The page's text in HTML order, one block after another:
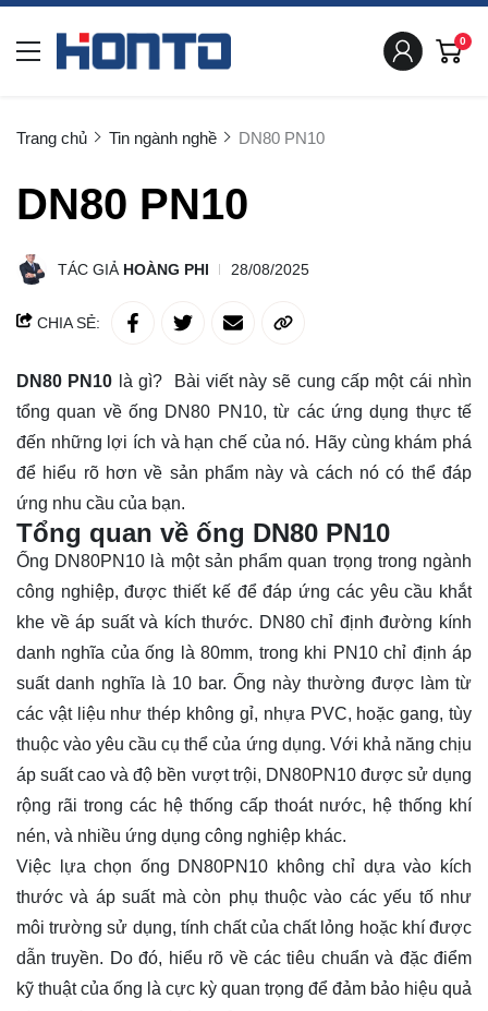
0
Trang chủ Tin ngành nghề DN80 PN10
DN80 PN10
TÁC GIẢ HOÀNG PHI 28/08/2025
CHIA SẺ:
DN80 PN10 là gì? Bài viết này sẽ cung cấp một cái nhìn
tổng quan về ống DN80 PN10, từ các ứng dụng thực tế
đến những lợi ích và hạn chế của nó. Hãy cùng khám phá
để hiểu rõ hơn về sản phẩm này và cách nó có thể đáp
ứng nhu cầu của bạn.
Tổng quan về ống DN80 PN10
Ống DN80PN10 là một sản phẩm quan trọng trong ngành
công nghiệp, được thiết kế để đáp ứng các yêu cầu khắt
khe về áp suất và kích thước. DN80 chỉ định đường kính
danh nghĩa của ống là 80mm, trong khi PN10 chỉ định áp
suất danh nghĩa là 10 bar. Ống này thường được làm từ
các vật liệu như thép không gỉ, nhựa PVC, hoặc gang, tùy
thuộc vào yêu cầu cụ thể của ứng dụng. Với khả năng chịu
áp suất cao và độ bền vượt trội, DN80PN10 được sử dụng
rộng rãi trong các hệ thống cấp thoát nước, hệ thống khí
nén, và nhiều ứng dụng công nghiệp khác.
Việc lựa chọn ống DN80PN10 không chỉ dựa vào kích
thước và áp suất mà còn phụ thuộc vào các yếu tố như
môi trường sử dụng, tính chất của chất lỏng hoặc khí được
dẫn truyền. Do đó, hiểu rõ về các tiêu chuẩn và đặc điểm
kỹ thuật của ống là cực kỳ quan trọng để đảm bảo hiệu quả